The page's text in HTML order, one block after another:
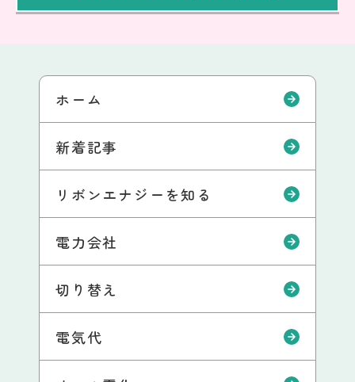
ホーム
新着記事
リボンエナジーを知る
電力会社
切り替え
電気代